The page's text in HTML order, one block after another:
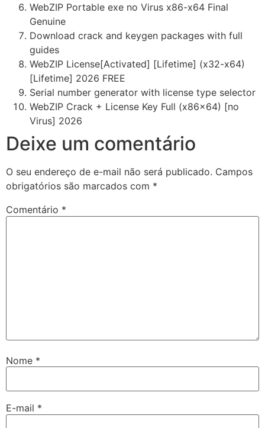
WebZIP Portable exe no Virus x86-x64 Final
Genuine
Download crack and keygen packages with full
guides
WebZIP License[Activated] [Lifetime] (x32-x64)
[Lifetime] 2026 FREE
Serial number generator with license type selector
WebZIP Crack + License Key Full (x86x64) [no
Virus] 2026
Deixe um comentário
O seu endereço de e-mail não será publicado. Campos
obrigatórios são marcados com *
Comentário *
Nome *
E-mail *